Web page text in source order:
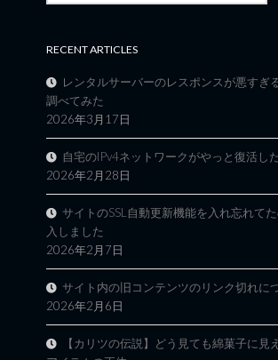
RECENT ARTICLES
レンタルサーバーのレスポンスが悪すぎ
調べてみた
2026年3月17日
自宅のIPv4ネットワークがやっと復活し
2026年2月28日
サイトのSSL自動更新機能を入れ忘れて
入しました
2026年2月7日
サイト内の旧コンテンツのリンク切れに
2026年2月6日
【カリツの伝説】どう見ても綿菓子に見